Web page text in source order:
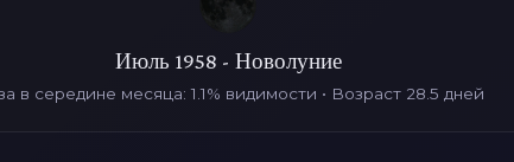
Июль 1958 - Новолуние
в середине месяца: 1.1% видимости • Возраст 28.5 дней